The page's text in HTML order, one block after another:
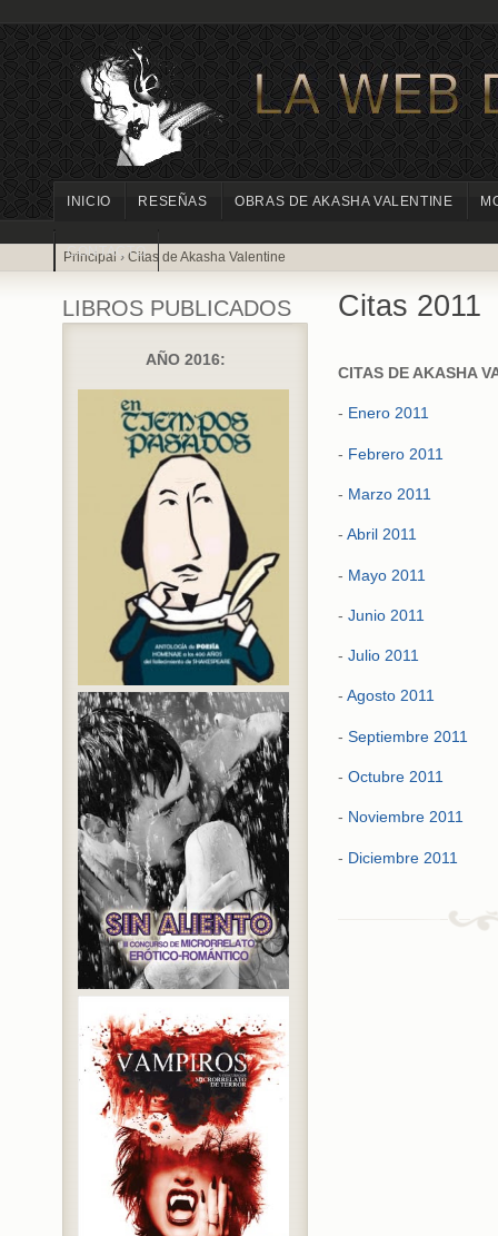
INICIO RESEÑAS OBRAS DE AKASHA VALENTINE
CONTACTO
Principal › Citas de Akasha Valentine
LIBROS PUBLICADOS
AÑO 2016:
Citas 2011
CITAS DE AKASHA
- Enero 2011
- Febrero 2011
- Marzo 2011
-Abril 2011
- Mayo 2011
-Junio 2011
-Julio 2011
-Agosto 2011
-Septiembre 2011
-Octubre 2011
- Noviembre 2011
- Diciembre 2011